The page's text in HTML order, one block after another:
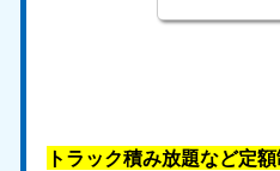
トラック積み放題など定